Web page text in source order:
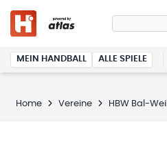
MEIN HANDBALL ALLE SPIELE
Home Vereine HBW Bal-Weil